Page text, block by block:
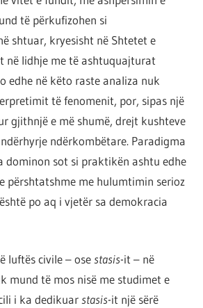
të përkufizohen si
shtuar, kryesisht në Shtetet e
në lidhje me të ashtuquajturat
edhe në këto raste analiza nuk
të fenomenit, por, sipas një
gjithnjë e më shumë, drejt kushteve
ndërkombëtare. Paradigma
dominon sot si praktikën ashtu edhe
përshtatshme me hulumtimin serioz
po aq i vjetër sa demokracia
luftës civile – osestasis-it – në
mund të mos nisë me studimet e
i ka dedikuarstasis-it një sërë